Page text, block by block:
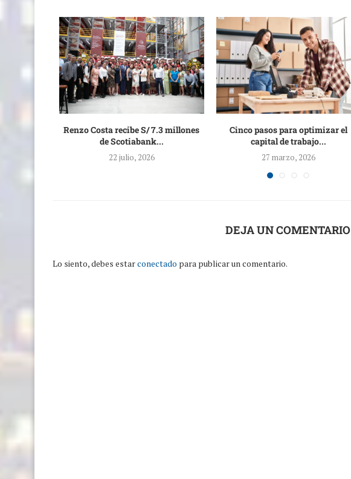
Renzo Costa recibe S/ 7.3 millones
de Scotiabank...
22 julio, 2026
Cinco pasos para optimizar el
capital de trabajo...
27 marzo, 2026
DEJA UN COMENTARIO
Lo siento, debes estarconectado para publicar un comentario.